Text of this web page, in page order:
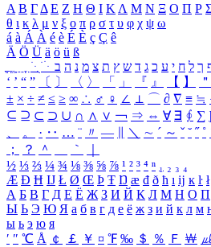
Α Β ΓΔ Ε Ζ Η Θ Ι ΚΛ Μ Ν Ξ Ο Π Ρ
θ ι κ λ μ ν ξ ο π ρ σ τ υ φ χ ψ ω
á à Á À é è É È ç Ç ê
Ä Ö Ü ä ö ü ß
ִֶֹ ֻּ ׁׂ ך ל ח י ע כ ג ד ש ץ ת צ מ נ ה ב
‘ ’ “ ” 〔 〕 〈 〉 「 」 『 』 【 】 ＂
± × ÷ ≠ ≤ ≥ ∞ ∴ ♂ ♀ ∠ ⊥ ⌒ ∂ ∇ ≡ ≒
⊆ ⊇ ⊂ ⊃ ∪ ∩ ∧ ∨ ￢ ⇒ ⇔ ∀ ∃ ∮ ∑
、
。 · ‥ … ¨ 〃 ― ＼ ∼ ´ ～ ˇ ˘ ˝ ˚
；
？ ＾ ｀
½ ⅓ ⅔ ¼ ¾ ⅛ ⅜ ⅝ ⅞ ¹ ² ³ ⁴ ⁿ ₁ ₂ ₃ ₄
Æ Ð Ħ Ĳ Ł Ø Œ Þ Ŧ Ŋ æ đ ð ħ ı ĳ ĸ ŀ ł
А Б В Г Д Е Ё Ж З И Й К Л М Н О П
Ы Ь Э Ю Я а б в г д е ё ж з и й к л м
ы ь э ю я
′ ″ ℃ Å ￠ ￡ ￥ ¤ ℉ ‰ ＄ ％ Ｆ ￦